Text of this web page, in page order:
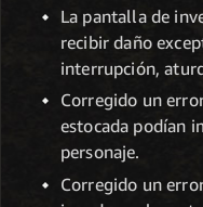
La pantalla de
recibir daño
interrupción,
Corregido un
estocada podían
personaje.
Corregido un